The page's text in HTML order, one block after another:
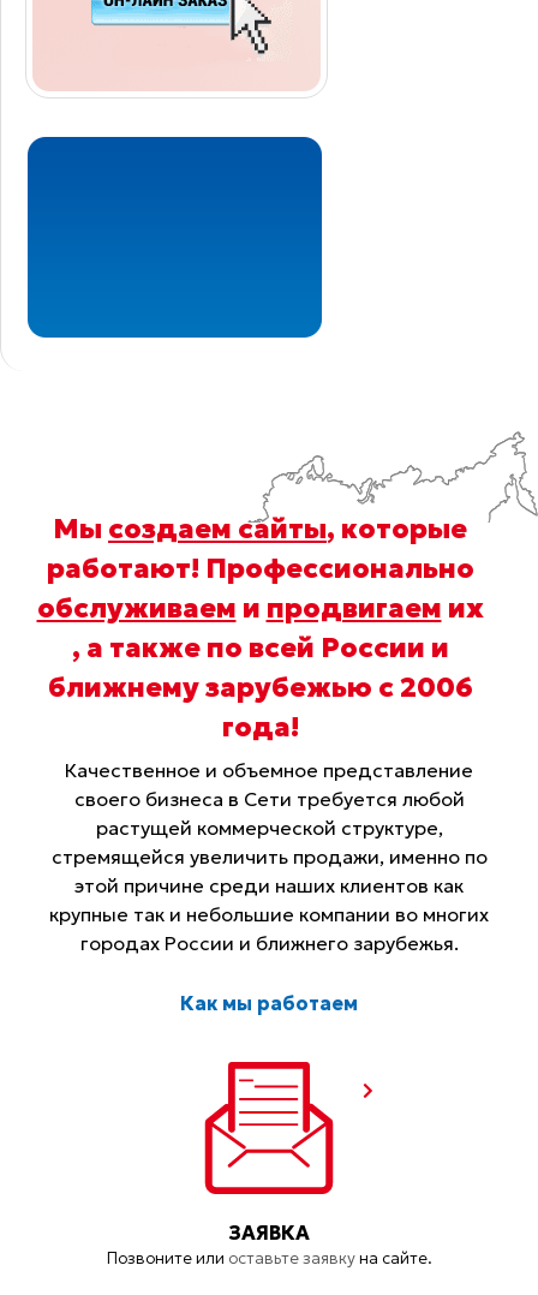
Мы создаем сайты, которые
работают! Профессионально
обслуживаем и продвигаем их
, а также по всей России и
ближнему зарубежью с 2006
года!
Качественное и объемное представление
своего бизнеса в Сети требуется любой
растущей коммерческой структуре,
стремящейся увеличить продажи, именно по
этой причине среди наших клиентов как
крупные так и небольшие компании во многих
городах России и ближнего зарубежья.
Как мы работаем
ЗАЯВКА
Позвоните или оставьте заявкуна сайте.